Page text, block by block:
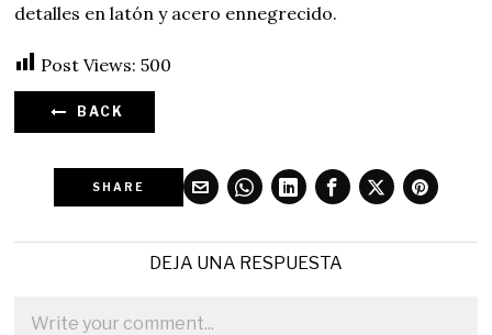
detalles en latón y acero ennegrecido.
Post Views: 500
BACK
SHARE
DEJA UNA RESPUESTA